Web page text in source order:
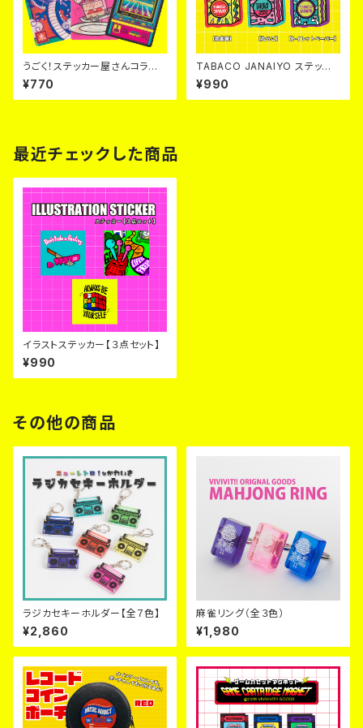
うごく！ステッカー屋さんコラボ
ステッカー‼【全３種】
¥770
TABACO JANAIYO ステッカ
ー【３点セット】
¥990
最近チェックした商品
イラストステッカー【３点セット】
¥990
その他の商品
ラジカセキーホルダー【全７色】
¥2,860
麻雀リング（全３色）
¥1,980